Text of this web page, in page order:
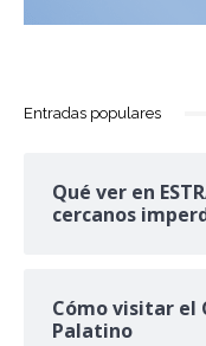
Entradas populares
Qué ver en
cercanos
Cómo visitar el
Palatino